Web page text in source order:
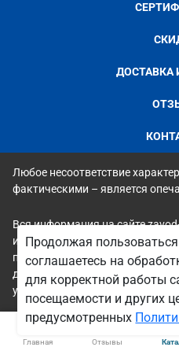
Любое несоответствие
фактическими – является
Вся информация на сайте
исключительно
при каких условиях не
дополнительную информацию
указанным на сайте.
Главная Отзывы
Продолжая
соглашаетесь на
для корректной работы
посещаемости и других
предусмотренных